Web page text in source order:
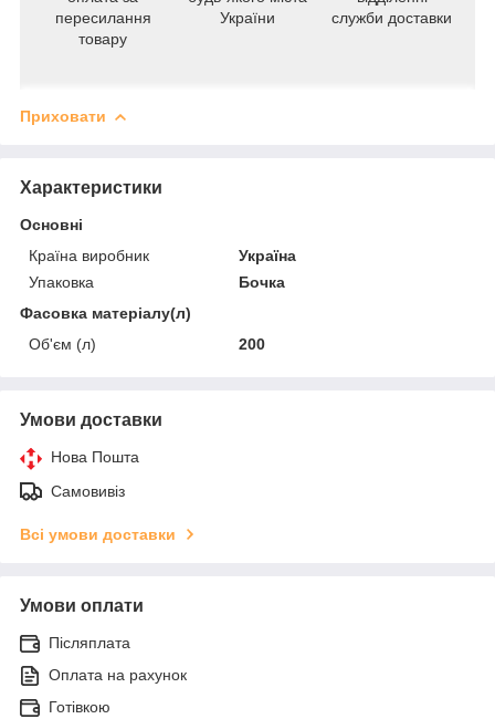
пересилання
товару
України
служби доставки
Приховати
Характеристики
Основні
Країна виробник
Україна
Упаковка
Бочка
Фасовка матеріалу(л)
Об'єм (л)
200
Умови доставки
Нова Пошта
Самовивіз
Всі умови доставки
Умови оплати
Післяплата
Оплата на рахунок
Готівкою